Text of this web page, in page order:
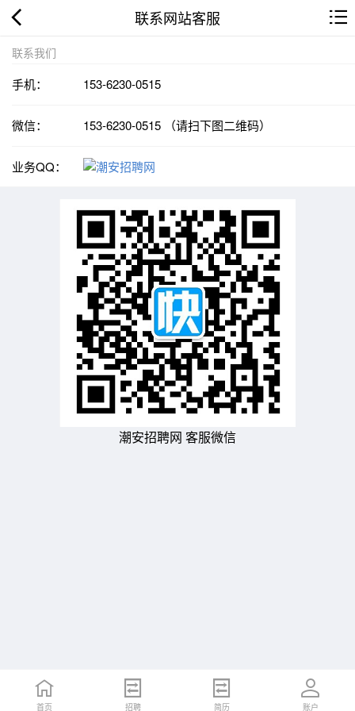
联系网站客服
联系我们
手机： 153-6230-0515
微信： 153-6230-0515 （请扫下图二维码）
业务QQ：
潮安招聘网 客服微信
首页 招聘 简历 账户